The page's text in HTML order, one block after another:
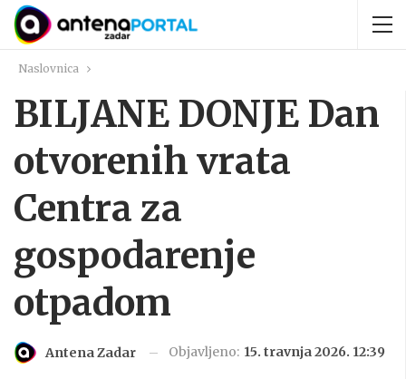
Naslovnica
BILJANE DONJE Dan
otvorenih vrata
Centra za
gospodarenje
otpadom
Antena Zadar Objavljeno: 15. travnja 2026. 12:39